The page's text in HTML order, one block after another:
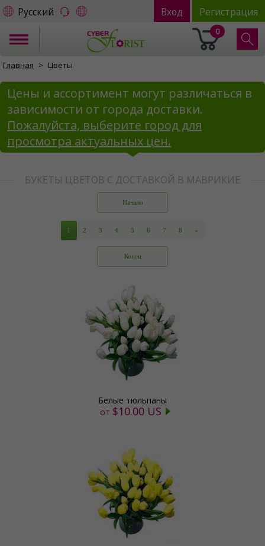
Русский Вход Регистрация
0
Главная Цветы
Цены и ассортимент могут различаться в
зависимости от города доставки.
Пожалуйста, выберите город для
просмотра актуальных цен.
БУКЕТЫ ЦВЕТОВ С ДОСТАВКОЙ В МАВРИКИЕ
Начало
1 2 3 4 5 6 7 8 »
Конец
Белые тюльпаны
от $10.00 US